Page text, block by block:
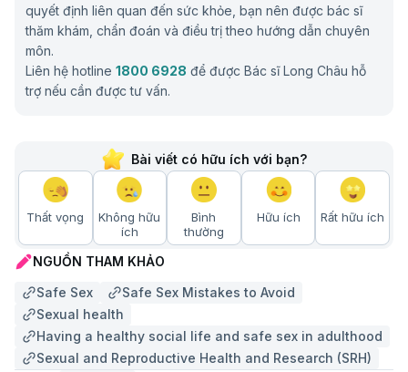
quyết định liên quan đến sức khỏe, bạn nên được bác sĩ
thăm khám, chẩn đoán và điều trị theo hướng dẫn chuyên
môn.
Liên hệ hotline 1800 6928 để được Bác sĩ Long Châu hỗ
trợ nếu cần được tư vấn.
Bài viết có hữu ích với bạn?
Thất vọng
Không hữu
ích
Bình
thường
Hữu ích Rất hữu ích
NGUỒN THAM KHẢO
Safe Sex
Safe Sex Mistakes to Avoid
Sexual health
Having a healthy social life and safe sex in adulthood
Sexual and Reproductive Health and Research (SRH)